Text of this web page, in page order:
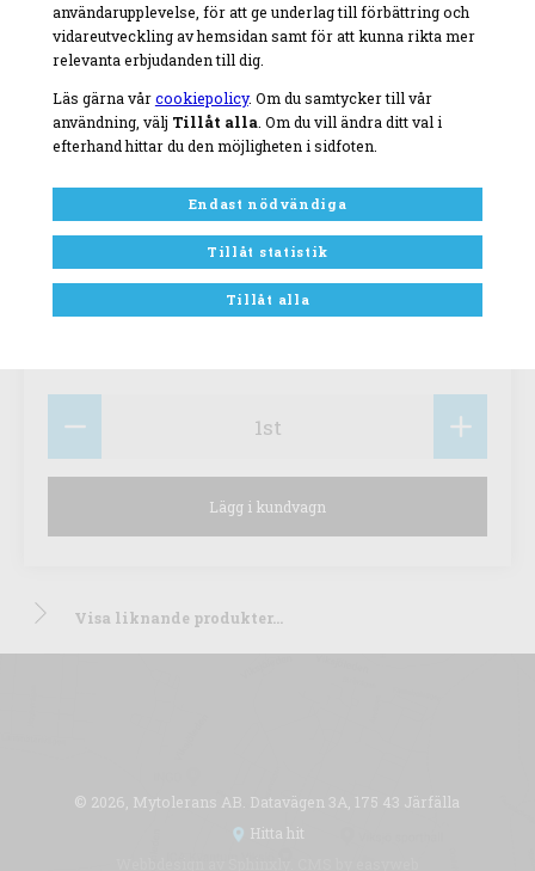
1st
Lägg i kundvagn
Visa liknande produkter...
© 2026, Mytolerans AB. Datavägen 3A, 175 43 Järfälla
Hitta hit
användarupplevelse, för att ge underlag till förbättring och
vidareutveckling av hemsidan samt för att kunna rikta mer
relevanta erbjudanden till dig.
Läs gärna vårcookiepolicy. Om du samtycker till vår
användning, välj Tillåt alla. Om du vill ändra ditt val i
efterhand hittar du den möjligheten i sidfoten.
Endast nödvändiga
Tillåt statistik
Tillåt alla